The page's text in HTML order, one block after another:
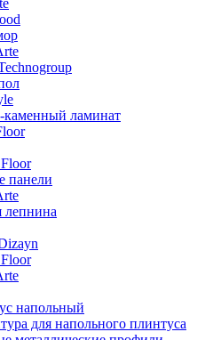
ламинат
панели
лепнина
напольный
для напольного плинтуса